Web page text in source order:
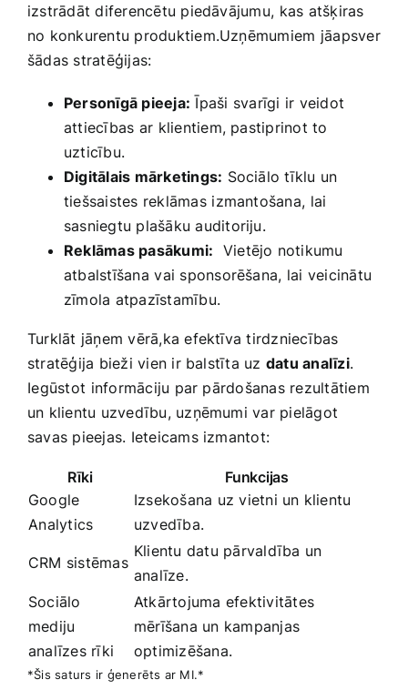
izstrādāt​ diferencētu piedāvājumu, ⁢kas atšķiras ​
no konkurentu produktiem.Uzņēmumiem⁣ jāapsver
šādas stratēģijas:
Personīgā pieeja: ‌Īpaši ⁢svarīgi ir veidot​
attiecības ar ⁤klientiem, pastiprinot to​
uzticību.
Digitālais mārketings: Sociālo tīklu ‍un
tiešsaistes reklāmas ⁤izmantošana,⁢ lai
sasniegtu plašāku auditoriju.
Reklāmas pasākumi: ​ Vietējo notikumu
atbalstīšana ⁣vai sponsorēšana, lai ⁤veicinātu
zīmola atpazīstamību.
Turklāt jāņem vērā,ka efektīva tirdzniecības
stratēģija bieži vien ir balstīta uz datu analīzi.
⁣Iegūstot ⁤informāciju par pārdošanas rezultātiem
un klientu uzvedību, ‌uzņēmumi var pielāgot⁤
savas pieejas. Ieteicams izmantot:
Rīki
Funkcijas
Google
⁣Analytics
Izsekošana uz ‌vietni un klientu
uzvedība.
CRM sistēmas
Klientu datu pārvaldība un⁢
analīze.
Sociālo
mediju ​
analīzes rīki
Atkārtojuma efektivitātes
mērīšana ‌un kampanjas⁣
optimizēšana.
*Šis saturs ir ģenerēts ar MI.*